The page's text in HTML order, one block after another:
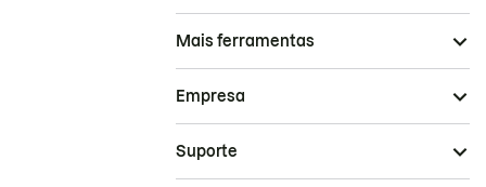
Mais ferramentas
Empresa
Suporte